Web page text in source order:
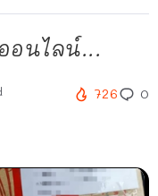
อนไลน์...
726 0